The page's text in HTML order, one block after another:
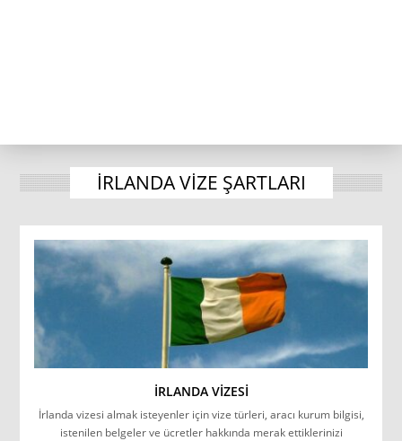
IRLANDA VIZE ŞARTLARI
İRLANDA VIZESI
İrlanda vizesi almak isteyenler için vize türleri, aracı kurum bilgisi,
istenilen belgeler ve ücretler hakkında merak ettiklerinizi